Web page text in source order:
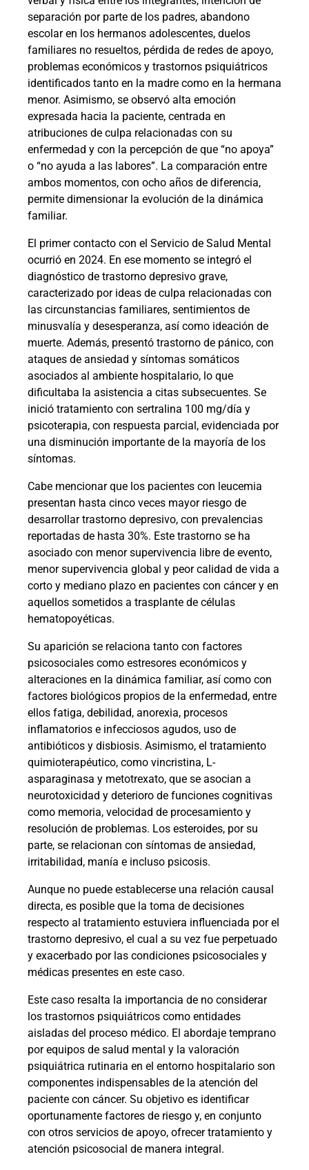
separación por parte de los padres, abandono
escolar en los hermanos adolescentes, duelos
familiares no resueltos, pérdida de redes de apoyo,
problemas económicos y trastornos psiquiátricos
identificados tanto en la madre como en la hermana
menor. Asimismo, se observó alta emoción
expresada hacia la paciente, centrada en
atribuciones de culpa relacionadas con su
enfermedad y con la percepción de que “no apoya”
o “no ayuda a las labores”. La comparación entre
ambos momentos, con ocho años de diferencia,
permite dimensionar la evolución de la dinámica
familiar.
El primer contacto con el Servicio de Salud Mental
ocurrió en 2024. En ese momento se integró el
diagnóstico de trastorno depresivo grave,
caracterizado por ideas de culpa relacionadas con
las circunstancias familiares, sentimientos de
minusvalía y desesperanza, así como ideación de
muerte. Además, presentó trastorno de pánico, con
ataques de ansiedad y síntomas somáticos
asociados al ambiente hospitalario, lo que
dificultaba la asistencia a citas subsecuentes. Se
inició tratamiento con sertralina 100 mg/día y
psicoterapia, con respuesta parcial, evidenciada por
una disminución importante de la mayoría de los
síntomas.
Cabe mencionar que los pacientes con leucemia
presentan hasta cinco veces mayor riesgo de
desarrollar trastorno depresivo, con prevalencias
reportadas de hasta 30%. Este trastorno se ha
asociado con menor supervivencia libre de evento,
menor supervivencia global y peor calidad de vida a
corto y mediano plazo en pacientes con cáncer y en
aquellos sometidos a trasplante de células
hematopoyéticas.
Su aparición se relaciona tanto con factores
psicosociales como estresores económicos y
alteraciones en la dinámica familiar, así como con
factores biológicos propios de la enfermedad, entre
ellos fatiga, debilidad, anorexia, procesos
inflamatorios e infecciosos agudos, uso de
antibióticos y disbiosis. Asimismo, el tratamiento
quimioterapéutico, como vincristina, L-
asparaginasa y metotrexato, que se asocian a
neurotoxicidad y deterioro de funciones cognitivas
como memoria, velocidad de procesamiento y
resolución de problemas. Los esteroides, por su
parte, se relacionan con síntomas de ansiedad,
irritabilidad, manía e incluso psicosis.
Aunque no puede establecerse una relación causal
directa, es posible que la toma de decisiones
respecto al tratamiento estuviera influenciada por el
trastorno depresivo, el cual a su vez fue perpetuado
y exacerbado por las condiciones psicosociales y
médicas presentes en este caso.
Este caso resalta la importancia de no considerar
los trastornos psiquiátricos como entidades
aisladas del proceso médico. El abordaje temprano
por equipos de salud mental y la valoración
psiquiátrica rutinaria en el entorno hospitalario son
componentes indispensables de la atención del
paciente con cáncer. Su objetivo es identificar
oportunamente factores de riesgo y, en conjunto
con otros servicios de apoyo, ofrecer tratamiento y
atención psicosocial de manera integral.